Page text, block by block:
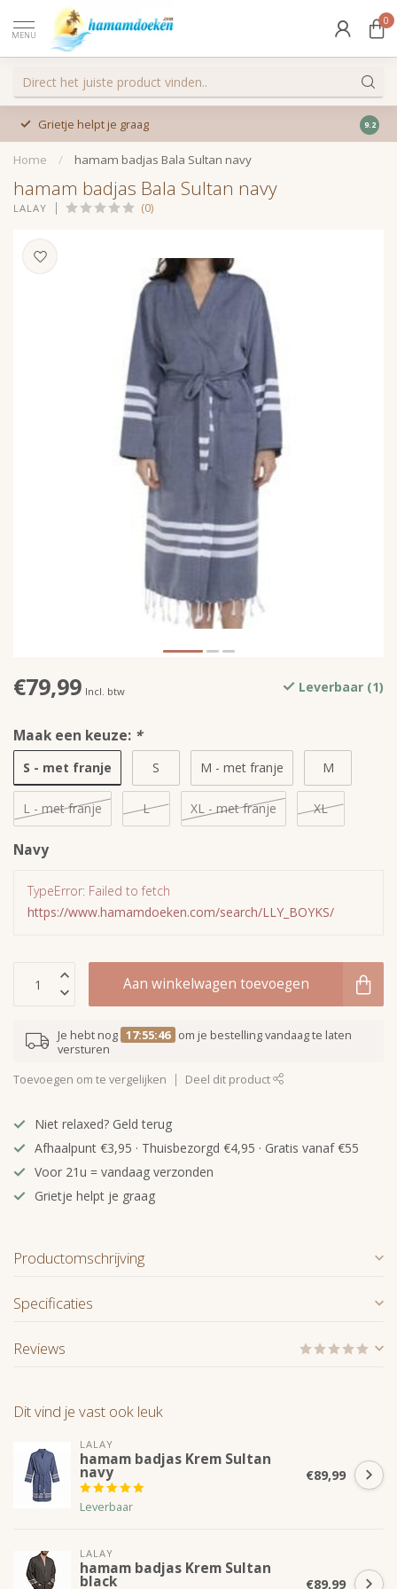
MENU
0
Grietje helpt je graag 9.2
Home / hamam badjas Bala Sultan navy
hamam badjas Bala Sultan navy
LALAY (0)
€79,99 Incl. btw Leverbaar (1)
Maak een keuze: *
S - met franje S M - met franje M
L - met franje L XL - met franje XL
Navy
TypeError: Failed to fetch
https://www.hamamdoeken.com/search/LLY_BOYKS/
Aan winkelwagen toevoegen
Je hebt nog 17:55:45 om je bestelling vandaag te laten
versturen
Toevoegen om te vergelijken Deel dit product
Niet relaxed? Geld terug
Afhaalpunt €3,95 · Thuisbezorgd €4,95 · Gratis vanaf €55
Voor 21u = vandaag verzonden
Grietje helpt je graag
Productomschrijving
Specificaties
Reviews
Dit vind je vast ook leuk
LALAY
hamam badjas Krem Sultan
navy
Leverbaar
€89,99
LALAY
hamam badjas Krem Sultan
black €89,99